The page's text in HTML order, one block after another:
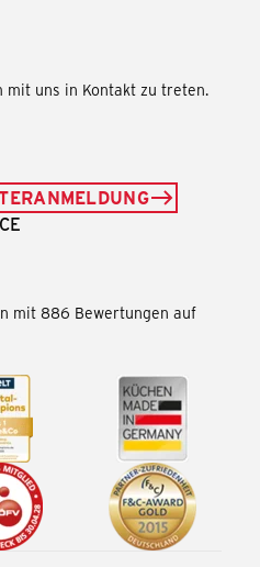
mit uns in Kontakt zu treten.
mit 886 Bewertungen auf